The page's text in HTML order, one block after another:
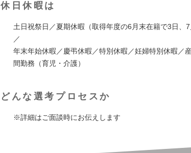
休日休暇は
土日祝祭日／夏期休暇（取得年度の6月末在籍で3日、
／
年末年始休暇／慶弔休暇／特別休暇／妊婦特別休暇／
間勤務（育児・介護）
どんな選考プロセスか
※詳細はご面談時にお伝えします